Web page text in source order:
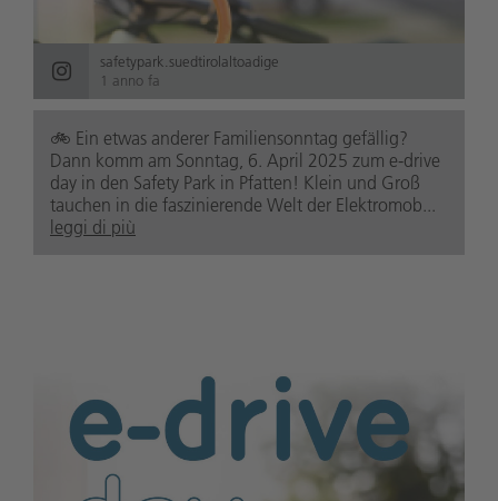
safetypark.suedtirolaltoadige
1 anno fa
🚲️ Ein etwas anderer Familiensonntag gefällig?
Dann komm am Sonntag, 6. April 2025 zum e-drive
day in den Safety Park in Pfatten! Klein und Groß
tauchen in die faszinierende Welt der Elektromob...
leggi di più